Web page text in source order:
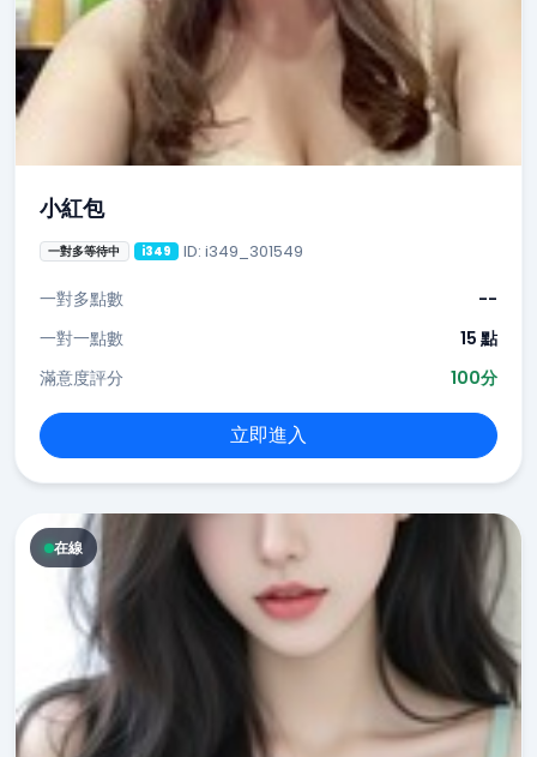
小紅包
一對多等待中 i349 ID: i349_301549
一對多點數
--
一對一點數
15 點
滿意度評分
100分
立即進入
在線